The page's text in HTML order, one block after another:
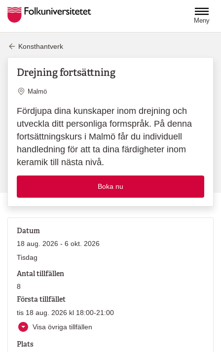
Meny
Konsthantverk
Drejning fortsättning
Plats
Malmö
Fördjupa dina kunskaper inom drejning och
utveckla ditt personliga formspråk. På denna
fortsättningskurs i Malmö får du individuell
handledning för att ta dina färdigheter inom
keramik till nästa nivå.
Boka nu
Datum
18 aug. 2026 - 6 okt. 2026
Tisdag
Antal tillfällen
8
Första tillfället
tis 18 aug. 2026 kl 18:00-21:00
Visa övriga tillfällen
Plats